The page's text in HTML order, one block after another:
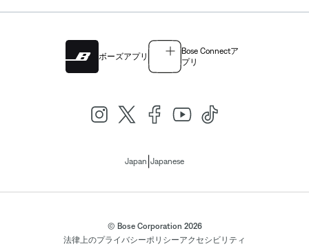
ボーズアプリ
Bose Connectア
プリ
Japan Japanese
© Bose Corporation 2026
法律上のプライバシーポリシーアクセシビリティ